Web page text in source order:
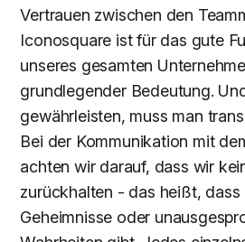
Vertrauen zwischen den
Iconosquare ist für das gute
unseres gesamten
grundlegender Bedeutung.
gewährleisten, muss man
Bei der Kommunikation mit
achten wir darauf, dass wir
zurückhalten - das heißt, dass
Geheimnisse oder